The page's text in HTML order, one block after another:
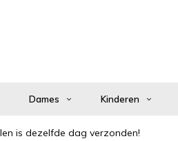
Dames Kinderen
is dezelfde dag verzonden!